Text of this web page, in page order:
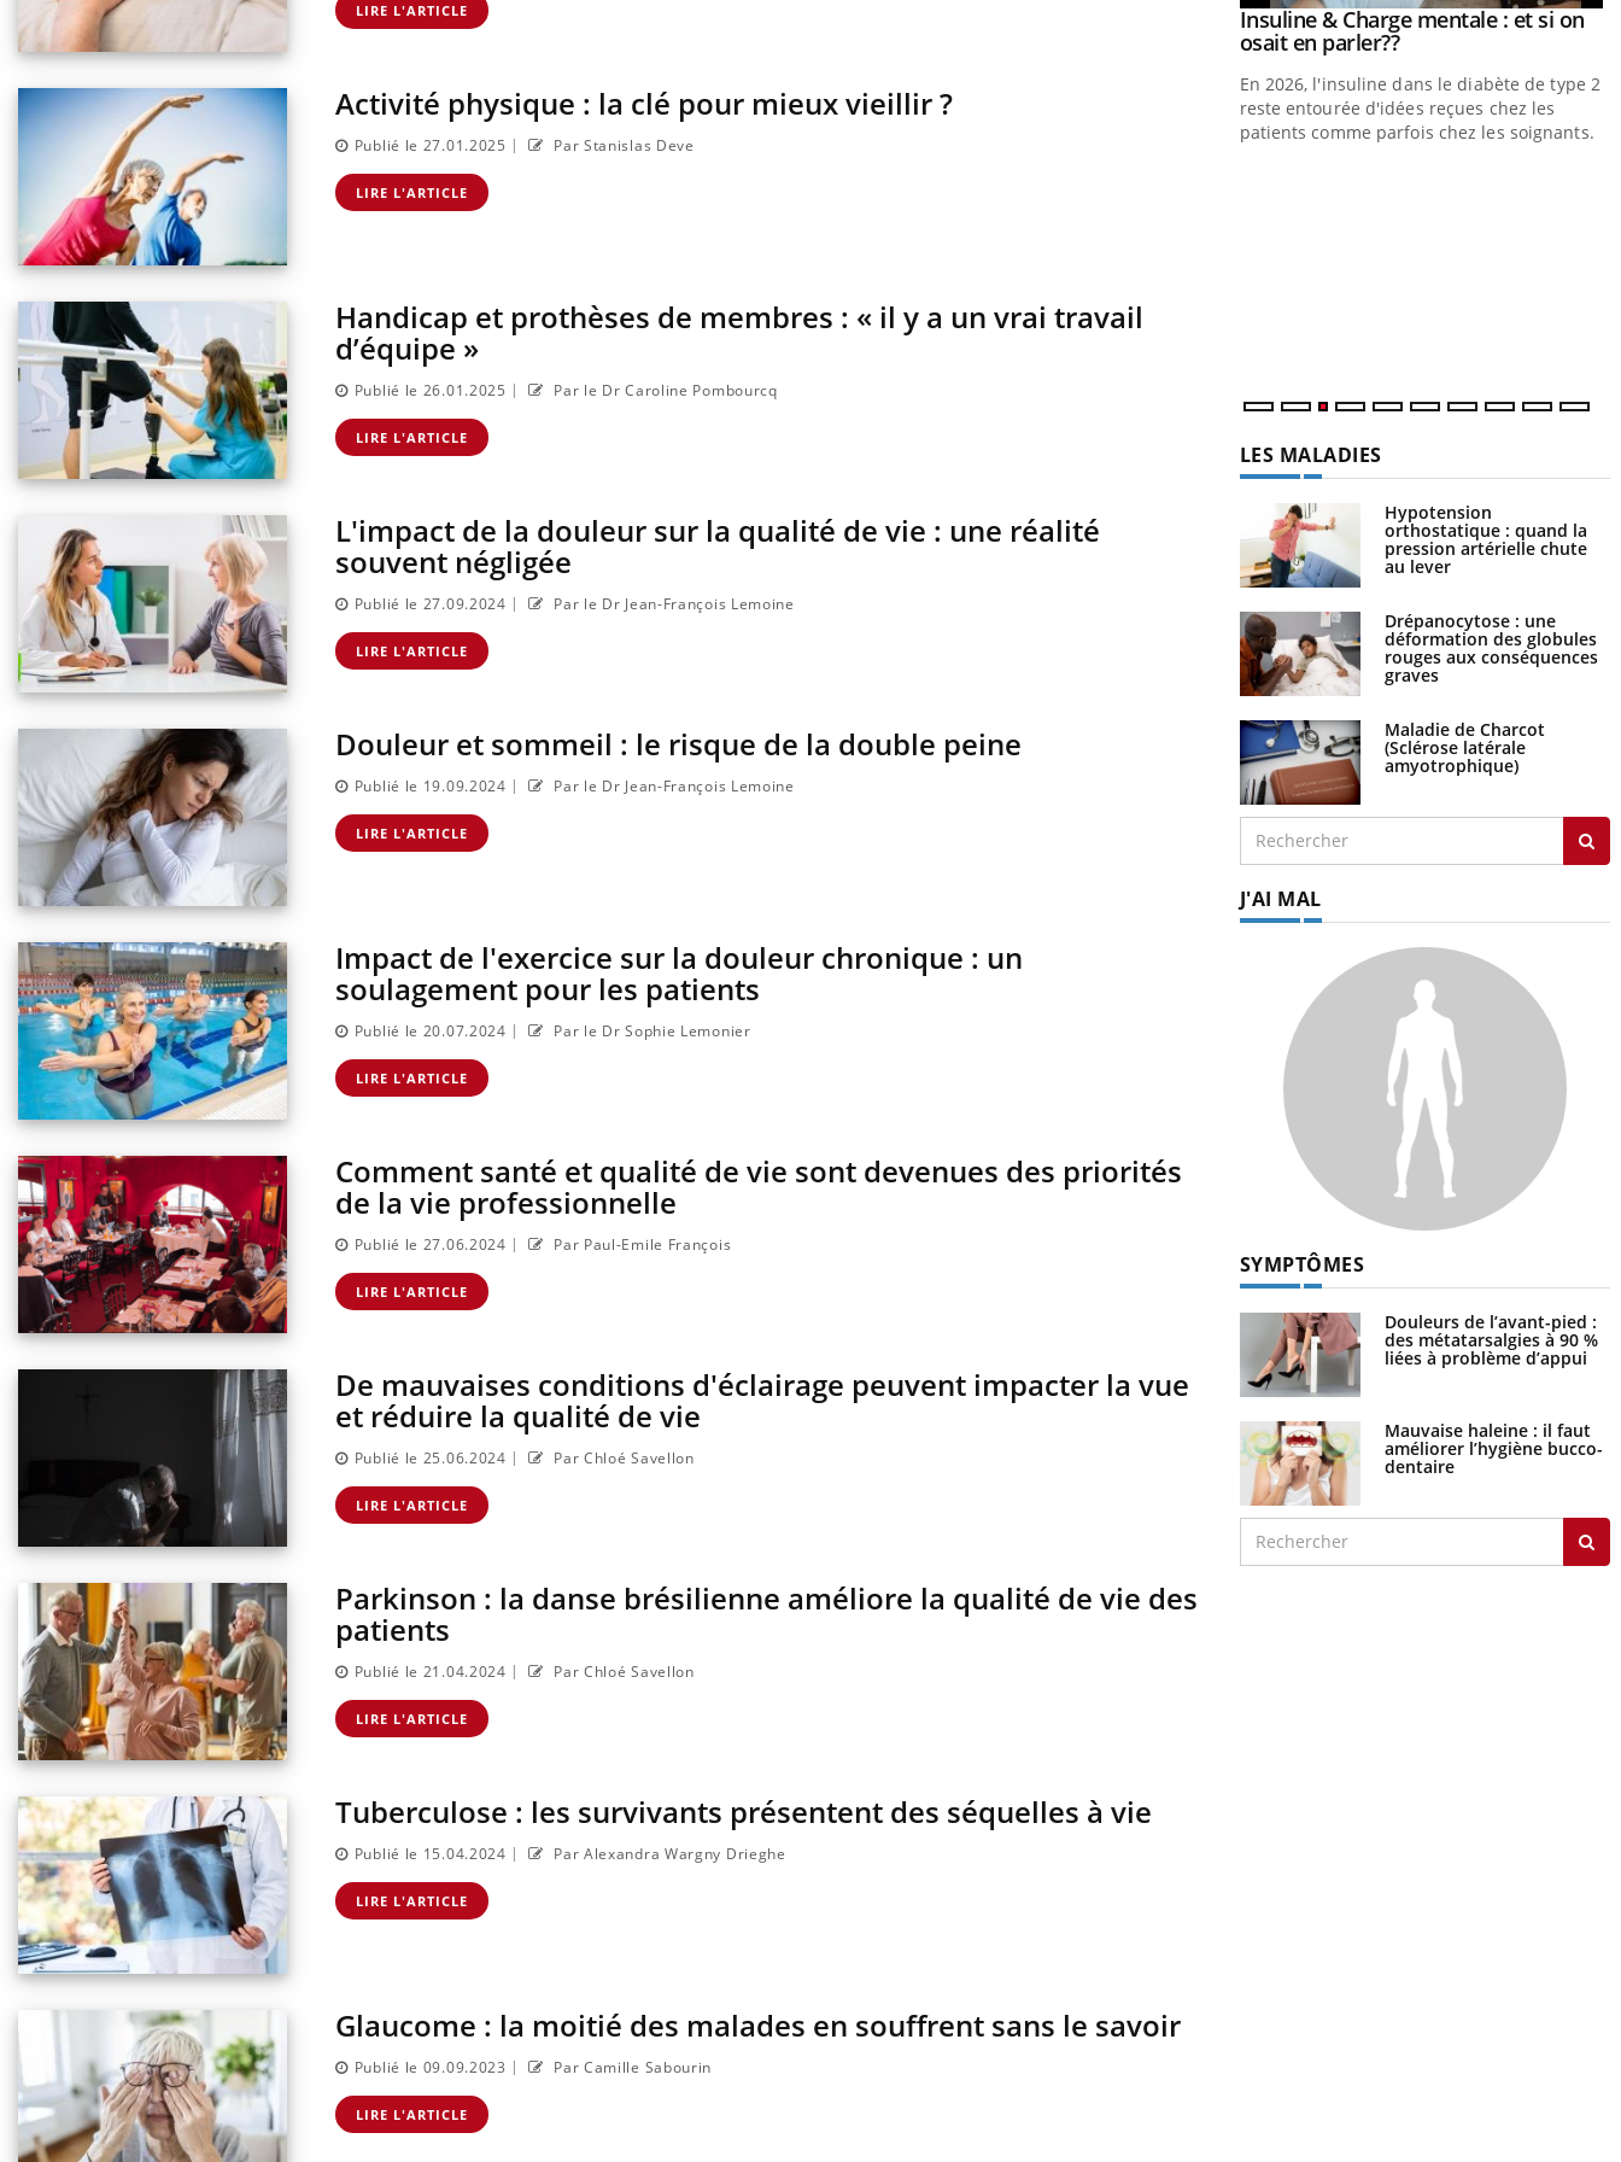
LIRE L'ARTICLE
Activité physique : la clé pour mieux vieillir ?
Publié le 27.01.2025 | Par Stanislas Deve
LIRE L'ARTICLE
Handicap et prothèses de membres : « il y a un vrai travail
d’équipe »
Publié le 26.01.2025 | Par le Dr Caroline Pombourcq
LIRE L'ARTICLE
L'impact de la douleur sur la qualité de vie : une réalité
souvent négligée
Publié le 27.09.2024 | Par le Dr Jean-François Lemoine
LIRE L'ARTICLE
Douleur et sommeil : le risque de la double peine
Publié le 19.09.2024 | Par le Dr Jean-François Lemoine
LIRE L'ARTICLE
Impact de l'exercice sur la douleur chronique : un
soulagement pour les patients
Publié le 20.07.2024 | Par le Dr Sophie Lemonier
LIRE L'ARTICLE
Comment santé et qualité de vie sont devenues des priorités
de la vie professionnelle
Publié le 27.06.2024 | Par Paul-Emile François
LIRE L'ARTICLE
De mauvaises conditions d'éclairage peuvent impacter la vue
et réduire la qualité de vie
Publié le 25.06.2024 | Par Chloé Savellon
LIRE L'ARTICLE
Parkinson : la danse brésilienne améliore la qualité de vie des
patients
Publié le 21.04.2024 | Par Chloé Savellon
LIRE L'ARTICLE
Tuberculose : les survivants présentent des séquelles à vie
Publié le 15.04.2024 | Par Alexandra Wargny Drieghe
LIRE L'ARTICLE
Glaucome : la moitié des malades en souffrent sans le savoir
Publié le 09.09.2023 | Par Camille Sabourin
LIRE L'ARTICLE
d'autres non ! D'un côté, poser des questions
Youtube
Insuline & Charge mentale : et si on
osait en parler??Youtube
En 2026, l'insuline dans le diabète de type 2
reste entourée d'idées reçues chez les
patients comme parfois chez les soignants.
LES MALADIES
Hypotension
orthostatique : quand la
pression artérielle chute
au lever
Drépanocytose : une
déformation des globules
rouges aux conséquences
graves
Maladie de Charcot
(Sclérose latérale
amyotrophique)
J'AI MAL
SYMPTÔMES
Douleurs de l’avant-pied :
des métatarsalgies à 90 %
liées à problème d’appui
Mauvaise haleine : il faut
améliorer l’hygiène bucco-
dentaire